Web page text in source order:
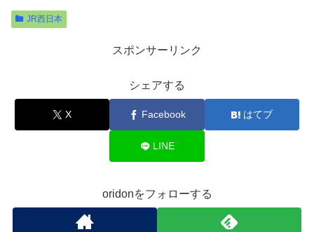
JR西日本
スポンサーリンク
シェアする
X Facebook はてブ
LINE
oridonをフォローする